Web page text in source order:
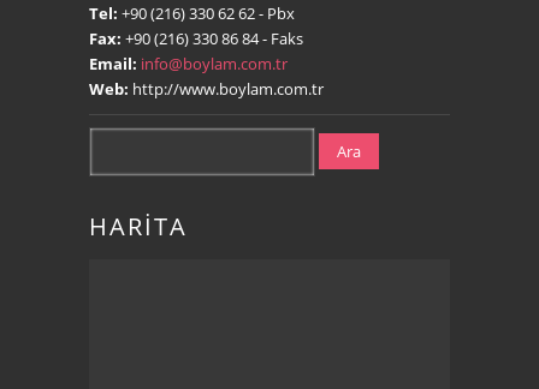
Tel: +90 (216) 330 62 62- Pbx
Fax: +90 (216) 330 86 84- Faks
Email: info@boylam.com.tr
Web: http://www.boylam.com.tr
Ara
HARİTA